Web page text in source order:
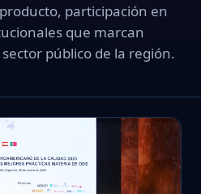
participación en
que marcan
público de la región.